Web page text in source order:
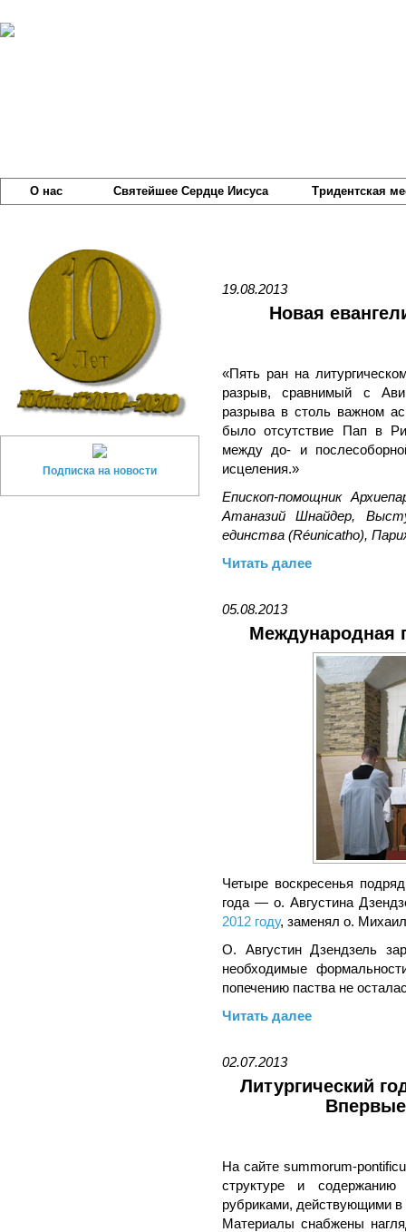
О нас Святейшее Сердце Иисуса Тридентская
Подписка на новости
19.08.2013
Новая
«Пять ран на
разрыв, сравнимый с
разрыва в столь важном
было отсутствие Пап в
между до- и
исцеления.»
Епископ-помощник
Атаназий Шнайдер,
единства (Réunicatho),
Читать далее
05.08.2013
Международная
Четыре воскресенья
года — о. Августина
2012 году, заменял о.
О. Августин Дзендзель
необходимые
попечению паства не
Читать далее
02.07.2013
Литургический
На сайте summorum-
структуре и содержанию
рубриками, действующими
Материалы снабжены